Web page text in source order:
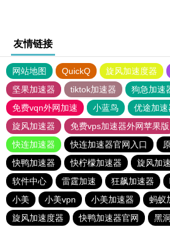
友情链接
网站地图 QuickQ 旋风加速度器
坚果加速器
tiktok加速器
狗急加速
免费vqn外网加速
小蓝鸟 优途加速
旋风加速器
免费vps加速器外网苹果版
快连加速器
快连加速器官网入口
快鸭加速器
快柠檬加速器 旋风加
软件中心
雷霆加速 狂飙加速器
小美
小美vpn 小美加速器
蚂蚁
旋风加速度器
快鸭加速器官网
黑